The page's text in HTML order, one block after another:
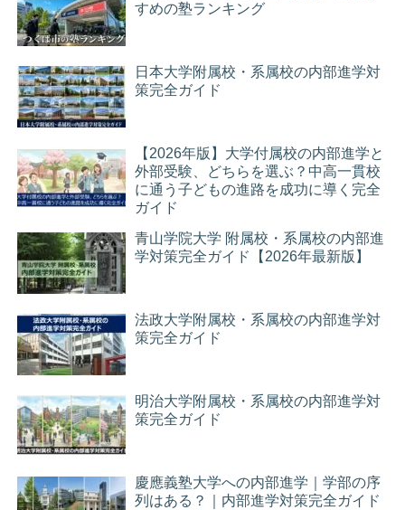
すめの塾ランキング
日本大学附属校・系属校の内部進学対
策完全ガイド
【2026年版】大学付属校の内部進学と
外部受験、どちらを選ぶ？中高一貫校
に通う子どもの進路を成功に導く完全
ガイド
青山学院大学 附属校・系属校の内部進
学対策完全ガイド【2026年最新版】
法政大学附属校・系属校の内部進学対
策完全ガイド
明治大学附属校・系属校の内部進学対
策完全ガイド
慶應義塾大学への内部進学｜学部の序
列はある？｜内部進学対策完全ガイド